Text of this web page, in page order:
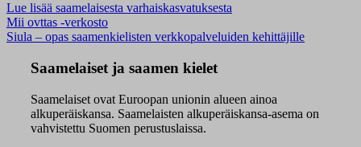
Lue lisää saamelaisesta varhaiskasvatuksesta
Mii ovttas -verkosto
Siula – opas saamenkielisten verkkopalveluiden kehittäjille
Saamelaiset ja saamen kielet
Saamelaiset ovat Euroopan unionin alueen ainoa
alkuperäiskansa. Saamelaisten alkuperäiskansa-asema on
vahvistettu Suomen perustuslaissa.